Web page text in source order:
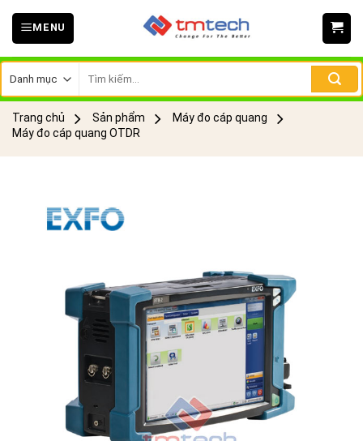
Skip
MENU
kiếm:
Trang chủ Sản phẩm
Máy đo cáp quang
Máy đo cáp quang OTDR